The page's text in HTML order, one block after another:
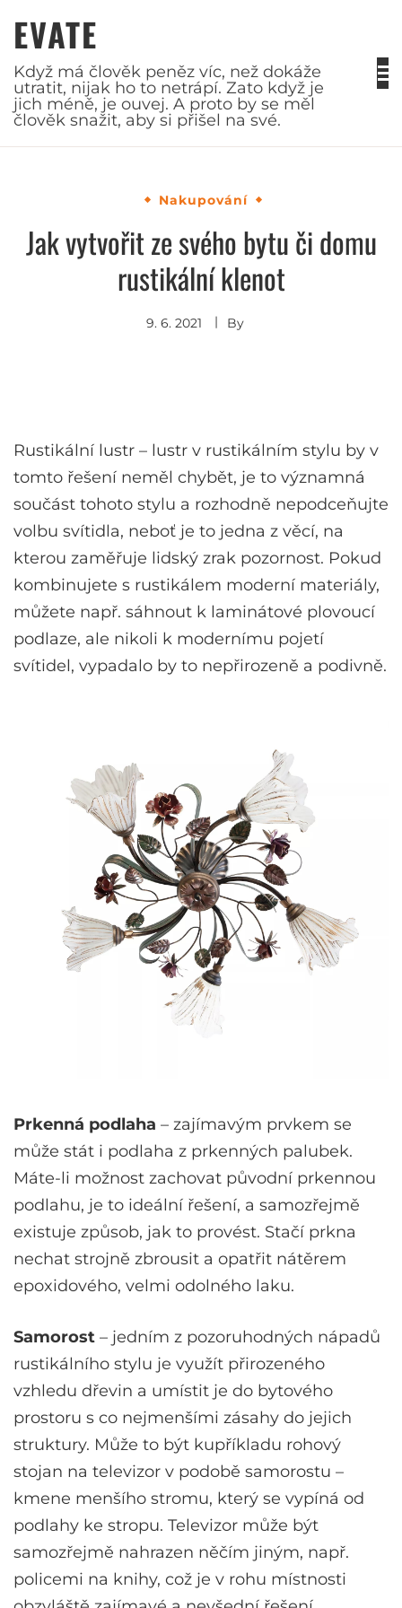
EVATE
Když má člověk peněz víc, než dokáže
utratit, nijak ho to netrápí. Zato když je
jich méně, je ouvej. A proto by se měl
člověk snažit, aby si přišel na své.
Nakupování
Jak vytvořit ze svého bytu či domu
rustikální klenot
9. 6. 2021 By
Rustikální lustr – lustr v rustikálním stylu by v
tomto řešení neměl chybět, je to významná
součást tohoto stylu a rozhodně nepodceňujte
volbu svítidla, neboť je to jedna z věcí, na
kterou zaměřuje lidský zrak pozornost. Pokud
kombinujete s rustikálem moderní materiály,
můžete např. sáhnout k laminátové plovoucí
podlaze, ale nikoli k modernímu pojetí
svítidel, vypadalo by to nepřirozeně a podivně.
Prkenná podlaha – zajímavým prvkem se
může stát i podlaha z prkenných palubek.
Máte-li možnost zachovat původní prkennou
podlahu, je to ideální řešení, a samozřejmě
existuje způsob, jak to provést. Stačí prkna
nechat strojně zbrousit a opatřit nátěrem
epoxidového, velmi odolného laku.
Samorost – jedním z pozoruhodných nápadů
rustikálního stylu je využít přirozeného
vzhledu dřevin a umístit je do bytového
prostoru s co nejmenšími zásahy do jejich
struktury. Může to být kupříkladu rohový
stojan na televizor v podobě samorostu –
kmene menšího stromu, který se vypíná od
podlahy ke stropu. Televizor může být
samozřejmě nahrazen něčím jiným, např.
policemi na knihy, což je v rohu místnosti